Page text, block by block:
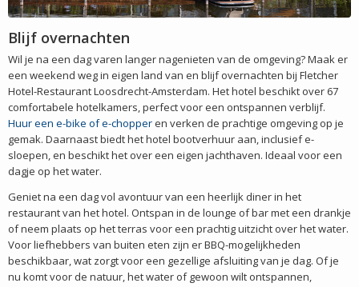
Blijf overnachten
Wil je na een dag varen langer nagenieten van de omgeving? Maak er
een weekend weg in eigen land van en blijf overnachten bij Fletcher
Hotel-Restaurant Loosdrecht-Amsterdam. Het hotel beschikt over 67
comfortabele hotelkamers, perfect voor een ontspannen verblijf.
Huur een e-bike of e-chopperen verken de prachtige omgeving op je
gemak. Daarnaast biedt het hotel bootverhuur aan, inclusief e-
sloepen, en beschikt het over een eigen jachthaven. Ideaal voor een
dagje op het water.
Geniet na een dag vol avontuur van een heerlijk diner in het
restaurant van het hotel. Ontspan in de lounge of bar met een drankje
of neem plaats op het terras voor een prachtig uitzicht over het water.
Voor liefhebbers van buiten eten zijn er BBQ-mogelijkheden
beschikbaar, wat zorgt voor een gezellige afsluiting van je dag. Of je
nu komt voor de natuur, het water of gewoon wilt ontspannen,